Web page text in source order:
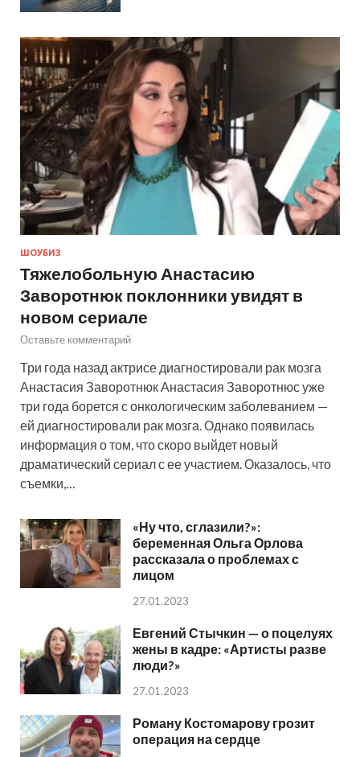
ШОУБИЗ
Тяжелобольную Анастасию
Заворотнюк поклонники увидят в
новом сериале
Оставьте комментарий
Три года назад актрисе диагностировали рак мозга
Анастасия Заворотнюк Анастасия Заворотнюс уже
три года борется с онкологическим заболеванием —
ей диагностировали рак мозга. Однако появилась
информация о том, что скоро выйдет новый
драматический сериал с ее участием. Оказалось, что
съемки,…
«Ну что, сглазили?»:
беременная Ольга Орлова
рассказала о проблемах с
лицом
27.01.2023
Евгений Стычкин — о поцелуях
жены в кадре: «Артисты разве
люди?»
27.01.2023
Роману Костомарову грозит
операция на сердце